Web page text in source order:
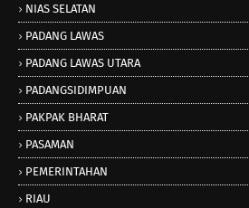
NIAS SELATAN
PADANG LAWAS
PADANG LAWAS UTARA
PADANGSIDIMPUAN
PAKPAK BHARAT
PASAMAN
PEMERINTAHAN
RIAU